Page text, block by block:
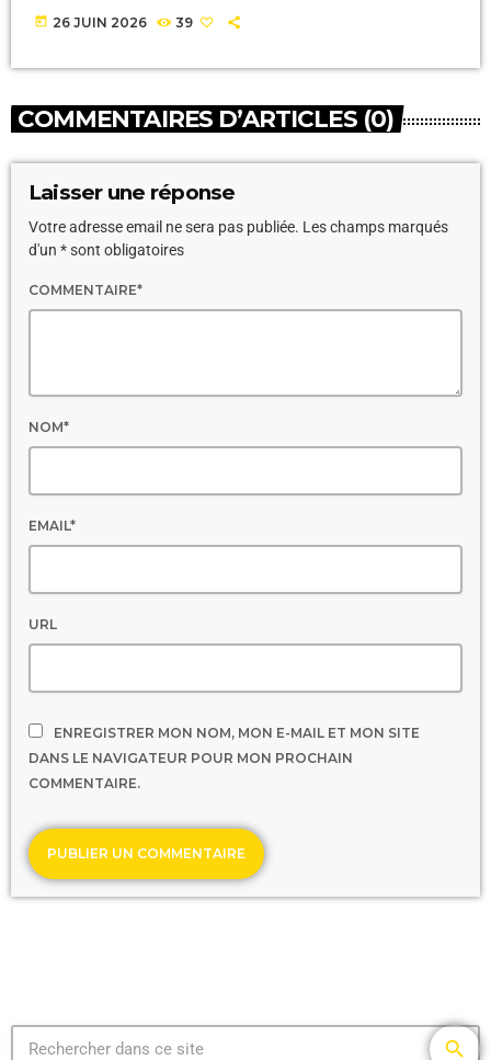
today 26 JUIN 2026 39
COMMENTAIRES D’ARTICLES (0)
Laisser une réponse
Votre adresse email ne sera pas publiée. Les champs marqués
d'un * sont obligatoires
COMMENTAIRE*
NOM*
EMAIL*
URL
ENREGISTRER MON NOM, MON E-MAIL ET MON SITE
DANS LE NAVIGATEUR POUR MON PROCHAIN
COMMENTAIRE.
search